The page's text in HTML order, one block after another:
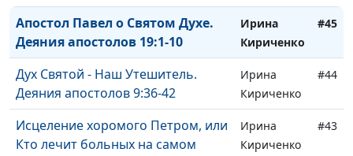
Апостол Павел о Святом Духе.
Деяния апостолов 19:1-10
Ирина
Кириченко
#45
Дух Святой - Наш Утешитель.
Деяния апостолов 9:36-42
Ирина
Кириченко
#44
Исцеление хоромого Петром, или
Кто лечит больных на самом
Ирина
Кириченко
#43